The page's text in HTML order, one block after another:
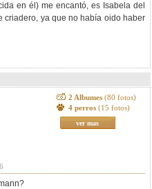
en él) me encantó, es Isabela del
criadero, ya que no había oido haber
2 Albumes (80 fotos)
4 perros (15 fotos)
ver mas